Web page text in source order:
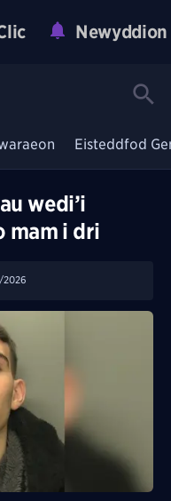
Newyddion
Eisteddfod
wedi’i
mam i dri